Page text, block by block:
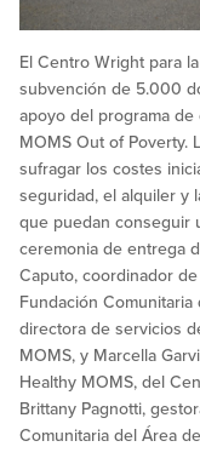
El Centro Wright para
subvención de 5.000
apoyo del programa
MOMS Out of Poverty.
sufragar los costes
seguridad, el alquiler y
que puedan conseguir
ceremonia de entrega
Caputo, coordinador
Fundación
directora de servicios
MOMS, y Marcella
Healthy MOMS, del
Brittany Pagnotti,
Comunitaria del Área